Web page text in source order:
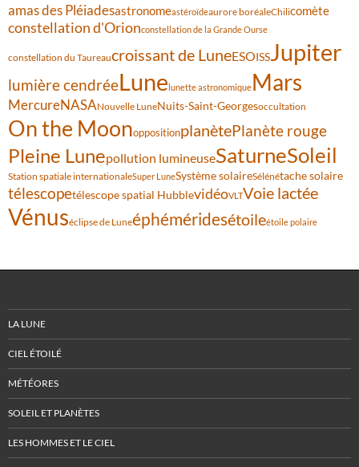
amas des Pléiadesastronomeastéroïdeaurore boréaleChilicomète
constellation d'Orionconstellation de la Grande Ourse
constellation du Taureaucroissant de LuneESOISSJupiter
lumière cendréeLunelunette astronomiqueMars
MercureNASANouvelle LuneNuits-Saint-Georgesoccultation
On the MoonoppositionplanètePlanète rouge
Pleine Lunepollution lumineuseSaturneSoleil
Station spatiale internationaleSuper LuneSystème solaireSélénétache solaire
télescopetélescope spatial HubblevidéoVLTVoie lactée
Vénuséclipse de Luneéphéméridesétoileétoile polaire
LA LUNE
CIEL ÉTOILÉ
MÉTÉORES
SOLEIL ET PLANÈTES
LES HOMMES ET LE CIEL